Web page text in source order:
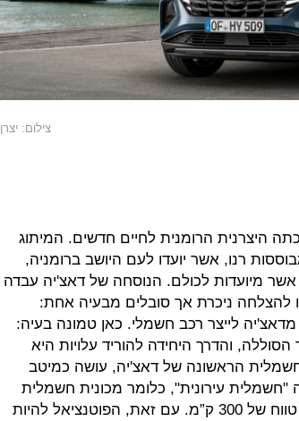
צילום: יצרן
היצרנית הרומנית לחיים חדשים. המיתוג
רנו, אשר יועדו לעם היושב ברומניה,
אשר מיועדות לכולם. הנוסחה של דאצ'יה עבדה
להצלחה ניכרת אך סובלים מבעיה אחת:
לייצר רכב חשמלי. כאן טמונה בעיה:
והדרך היחידה להוריד עלויות היא
הראשונה של דאצ'יה, עושה כמיטב
"חשמלית עירונית", כלומר מכונית חשמלית
שבמודע אינה מאוד מהירה או בעלת טווח של 300 ק”מ. עם זאת, הפוטנציאל להיות